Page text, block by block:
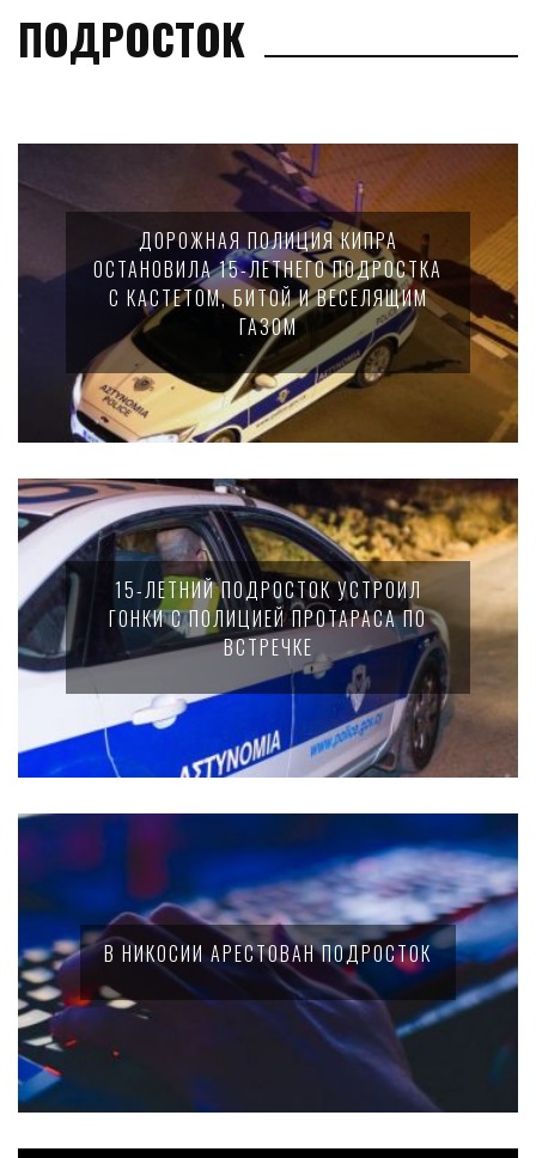
ПОДРОСТОК
ДОРОЖНАЯ ПОЛИЦИЯ КИПРА
ОСТАНОВИЛА 15-ЛЕТНЕГО ПОДРОСТКА
С КАСТЕТОМ, БИТОЙ И ВЕСЕЛЯЩИМ
ГАЗОМ
15-ЛЕТНИЙ ПОДРОСТОК УСТРОИЛ
ГОНКИ С ПОЛИЦИЕЙ ПРОТАРАСА ПО
ВСТРЕЧКЕ
В НИКОСИИ АРЕСТОВАН ПОДРОСТОК